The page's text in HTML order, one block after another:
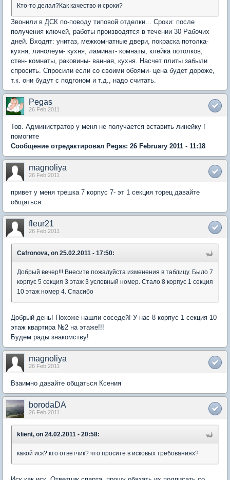
Кто-то делал?Как качество и сроки?
Звонили в ДСК по-поводу типовой отделки... Сроки: после
получения ключей, работы производятся в течении 30 Рабочих
дней. Входят: унитаз, межкомнатные двери, покраска потолка-
кухня, линолеум- кухня, ламинат- комнаты, клейка потолков,
стен- комнаты, раковины- ванная, кухня. Насчет плиты забыли
спросить. Спросили если со своими обоями- цена будет дороже,
т.к. они будут с подгоном и т.д., надо считать.
Pegas
26 Feb 2011
Тов. Администратор у меня не получается вставить линейку !
помогите
Сообщение отредактировал Pegas: 26 February 2011 - 11:18
magnoliya
26 Feb 2011
привет у меня трешка 7 корпус 7- эт 1 секция торец давайте
общаться.
fleur21
26 Feb 2011
Cafronova, on 25.02.2011 - 17:50:
Добрый вечер!!! Внесите пожалуйста изменения в таблицу. Было 7
корпус 5 секция 3 этаж 3 условный номер. Стало 8 корпус 1 секция
10 этаж номер 4. Спасибо
Добрый день! Похоже нашли соседей! У нас 8 корпус 1 секция 10
этаж квартира №2 на этаже!!!
Будем рады знакомству!
magnoliya
26 Feb 2011
Взаимно давайте общаться Ксения
borodaDA
26 Feb 2011
klient, on 24.02.2011 - 20:58:
какой иск? кто ответчик? что просите в исковых требованиях?